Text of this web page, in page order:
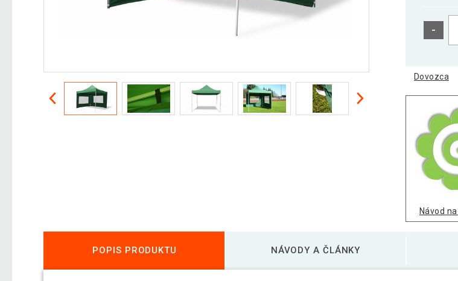
-
Dovozca
Návod
POPIS PRODUKTU NÁVODY A ČLÁNKY